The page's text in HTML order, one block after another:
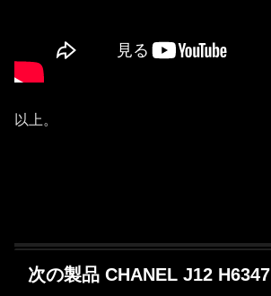
以上。
次の製品 CHANEL J12 H6347